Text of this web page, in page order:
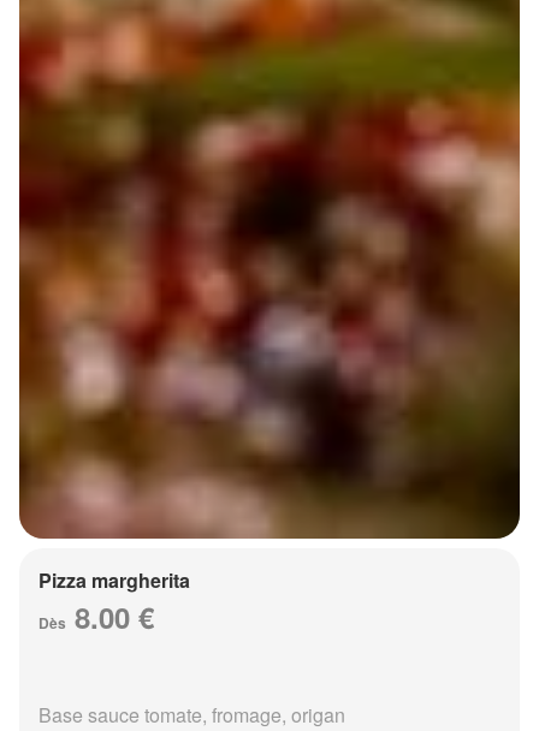
Pizza margherita
Dès 8.00 €
Base sauce tomate, fromage, origan